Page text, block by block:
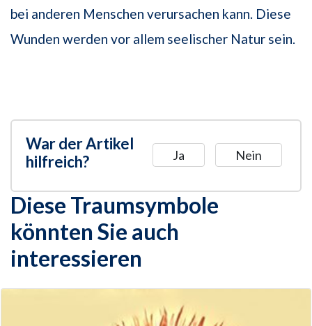
bei anderen Menschen verursachen kann. Diese
Wunden werden vor allem seelischer Natur sein.
War der Artikel
hilfreich?
Ja Nein
Diese Traumsymbole
könnten Sie auch
interessieren